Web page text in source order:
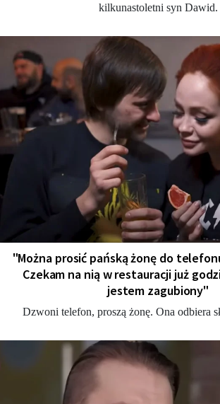
kilkunastoletni syn Dawid.
"Można prosić pańską żonę do
Czekam na nią w restauracji już
jestem zagubiony"
Dzwoni telefon, proszą żonę. Ona odbiera